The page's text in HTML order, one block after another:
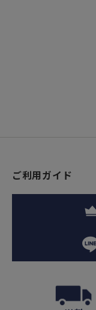
ご利用ガイド